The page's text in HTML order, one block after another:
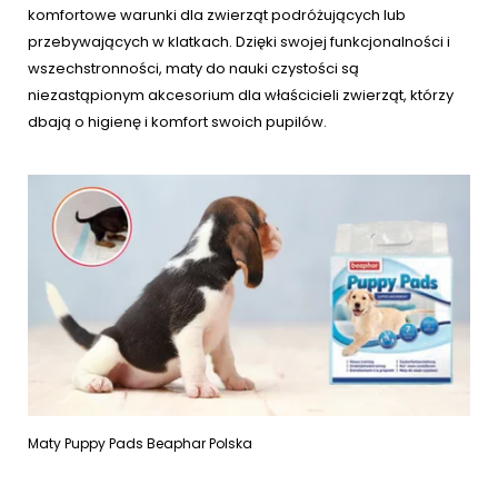
komfortowe warunki dla zwierząt podróżujących lub
przebywających w klatkach. Dzięki swojej funkcjonalności i
wszechstronności, maty do nauki czystości są
niezastąpionym akcesorium dla właścicieli zwierząt, którzy
dbają o higienę i komfort swoich pupilów.
Maty Puppy Pads Beaphar Polska